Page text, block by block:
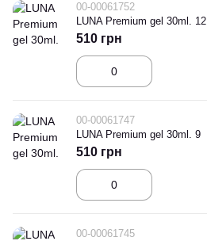
00-00061752
LUNA Premium gel 30ml. 12
510 грн
00-00061747
LUNA Premium gel 30ml. 9
510 грн
00-00061745